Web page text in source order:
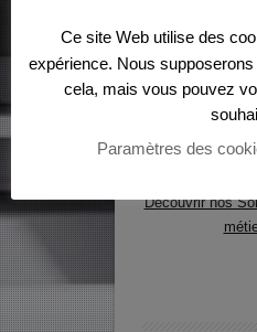
Découvrir nos
Ce site Web utilise des
expérience. Nous
cela, mais vous pouvez
Paramètres des